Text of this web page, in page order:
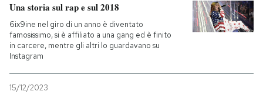
SHOP
Una storia sul rap e sul 2018
6ix9ine nel giro di un anno è diventato
famosissimo, si è affiliato a una gang ed è finito
in carcere, mentre gli altri lo guardavano su
Instagram
15/12/2023